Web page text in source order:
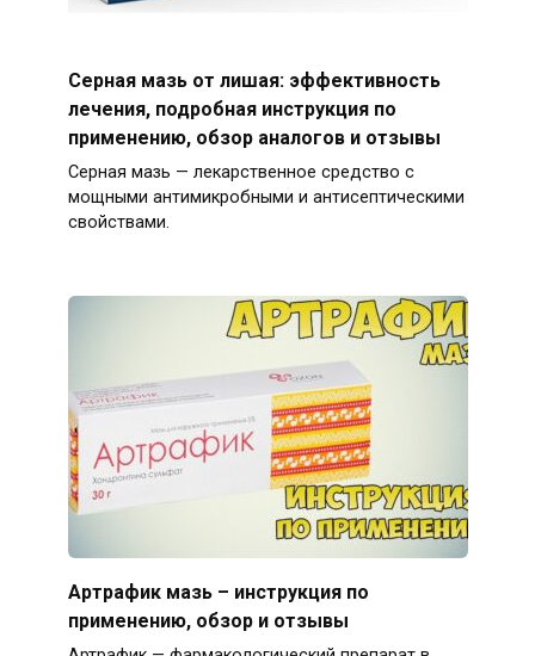
Серная мазь от лишая: эффективность
лечения, подробная инструкция по
применению, обзор аналогов и отзывы
Серная мазь — лекарственное средство с
мощными антимикробными и антисептическими
свойствами.
Артрафик мазь – инструкция по
применению, обзор и отзывы